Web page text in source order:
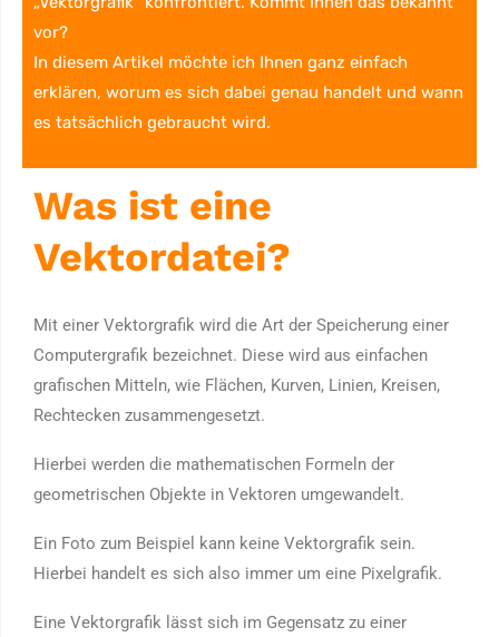
vor?
In diesem Artikel möchte ich Ihnen ganz einfach
erklären, worum es sich dabei genau handelt und wann
es tatsächlich gebraucht wird.
Was ist eine
Vektordatei?
Mit einer Vektorgrafik wird die Art der Speicherung einer
Computergrafik bezeichnet. Diese wird aus einfachen
grafischen Mitteln, wie Flächen, Kurven, Linien, Kreisen,
Rechtecken zusammengesetzt.
Hierbei werden die mathematischen Formeln der
geometrischen Objekte in Vektoren umgewandelt.
Ein Foto zum Beispiel kann keine Vektorgrafik sein.
Hierbei handelt es sich also immer um eine Pixelgrafik.
Eine Vektorgrafik lässt sich im Gegensatz zu einer